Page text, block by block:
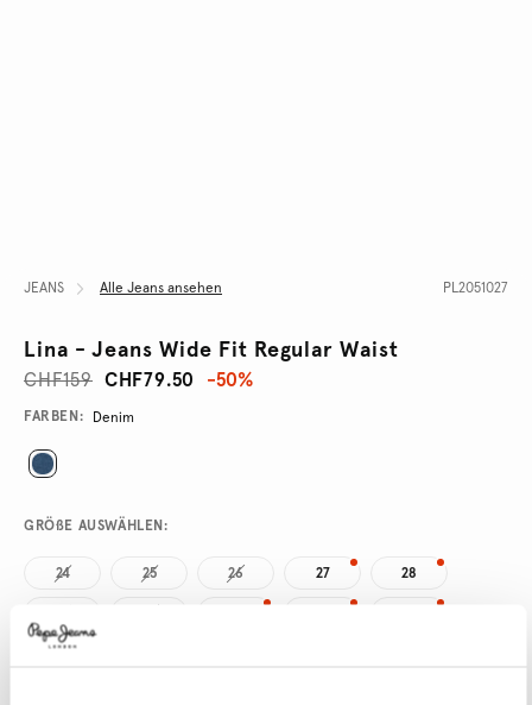
JEANS Alle Jeans ansehen PL2051027
Lina - Jeans Wide Fit Regular Waist
CHF79.50
CHF159 -50%
Promotions
Variations
FARBEN: Denim
GRÖßE AUSWÄHLEN:
24 25 26 27 28